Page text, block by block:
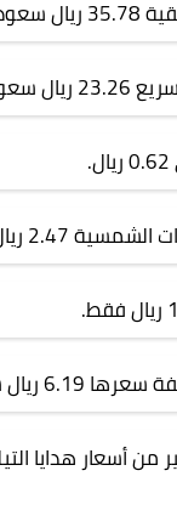
سعودي.
2.47 ريال.
ريال سعودي.
من أسعار هدايا